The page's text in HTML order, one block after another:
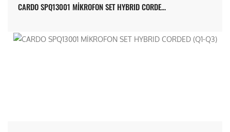
CARDO SPQ13001 MİKROFON SET HYBRID CORDE...